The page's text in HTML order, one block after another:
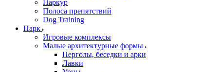
Паркур
Полоса препятствий
Dog Training
Парк
Игровые комплексы
Малые архитектурные формы
Перголы, беседки и арки
Лавки